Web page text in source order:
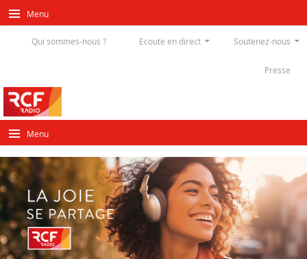
Menu
Soutenez-nous
Ecoute en direct
Qui sommes-nous ?
Presse
Menu